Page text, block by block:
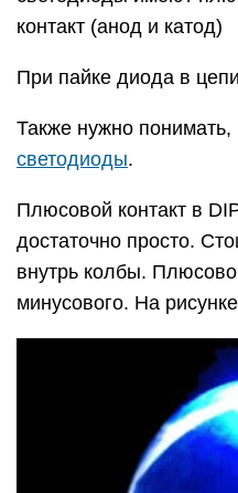
контакт (анод и катод)
При пайке диода в
Также нужно
светодиоды.
Плюсовой контакт в
достаточно просто.
внутрь колбы.
минусового. На